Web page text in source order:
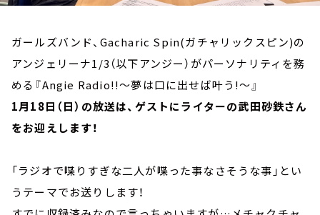
ガールズバンド、Gacharic Spin(ガチャリックスピン)の
アンジェリーナ1/3（以下アンジー）がパーソナリティを務
める『Angie Radio!!～夢は口に出せば叶う!～』
1月18日（日）の放送は、ゲストにライターの武田砂鉄さん
をお迎えします！
「ラジオで喋りすぎな二人が喋った事なさそうな事」とい
うテーマでお送りします！